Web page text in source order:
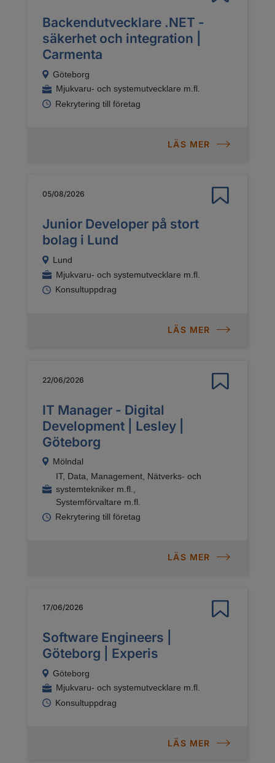
Backendutvecklare .NET -
säkerhet och integration |
Carmenta
Göteborg
Mjukvaru- och systemutvecklare m.fl.
Rekrytering till företag
LÄS MER
05/08/2026
Junior Developer på stort
bolag i Lund
Lund
Mjukvaru- och systemutvecklare m.fl.
Konsultuppdrag
LÄS MER
22/06/2026
IT Manager - Digital
Development | Lesley |
Göteborg
Mölndal
IT, Data, Management, Nätverks- och
systemtekniker m.fl.,
Systemförvaltare m.fl.
Rekrytering till företag
LÄS MER
17/06/2026
Software Engineers |
Göteborg | Experis
Göteborg
Mjukvaru- och systemutvecklare m.fl.
Konsultuppdrag
LÄS MER